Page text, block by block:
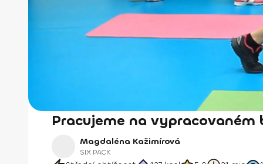
Pracujeme na vypracovaném
Magdaléna Kažimírová
SIX PACK